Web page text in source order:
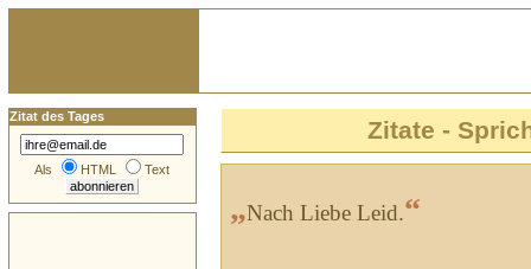
Zitate -
„Nach Liebe Leid.“
Zitat des Tages
Als HTML Text